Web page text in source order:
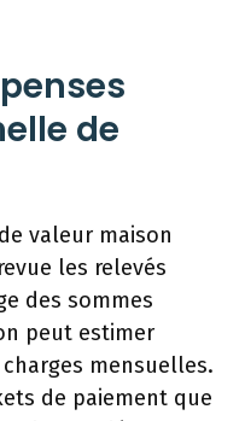
de
valeur maison
les relevés
des sommes
peut estimer
mensuelles.
de paiement que